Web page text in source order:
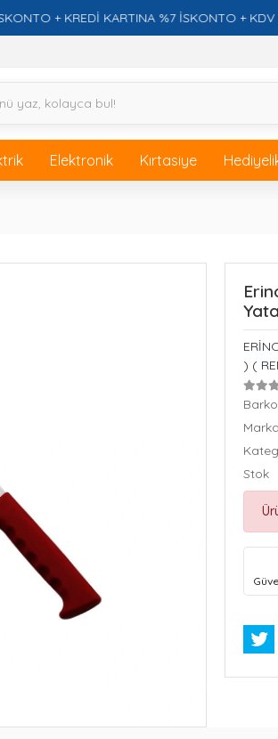
+ KREDİ KARTINA %7 İSKONTO + KDV
Elektronik Kırtasiye
) (
Marka
Stok